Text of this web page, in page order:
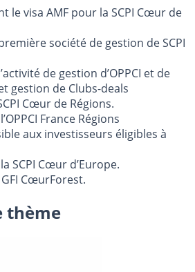
le visa AMF pour la SCPI Cœur de
société de gestion de SCPI
de gestion d’OPPCI et de
gestion de Clubs-deals
Cœur de Régions.
France Régions
aux investisseurs éligibles à
SCPI Cœur d’Europe.
CœurForest.
thème